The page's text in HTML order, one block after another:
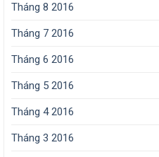
Tháng 8 2016
Tháng 7 2016
Tháng 6 2016
Tháng 5 2016
Tháng 4 2016
Tháng 3 2016